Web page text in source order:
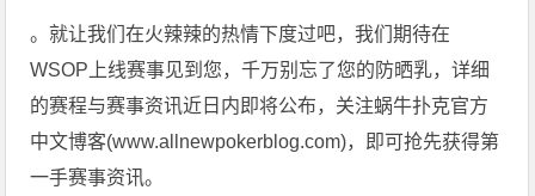
。就让我们在火辣辣的热情下度过吧，我们期待在
WSOP上线赛事见到您，千万别忘了您的防晒乳，详细
的赛程与赛事资讯近日内即将公布，关注蜗牛扑克官方
中文博客(www.allnewpokerblog.com)，即可抢先获得第
一手赛事资讯。